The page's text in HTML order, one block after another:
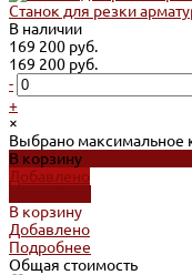
Станок для резки
В наличии
169 200 руб.
169 200 руб.
-
+
×
Выбрано максимальное
В корзину
Добавлено
В корзину
Добавлено
Подробнее
Общая стоимость